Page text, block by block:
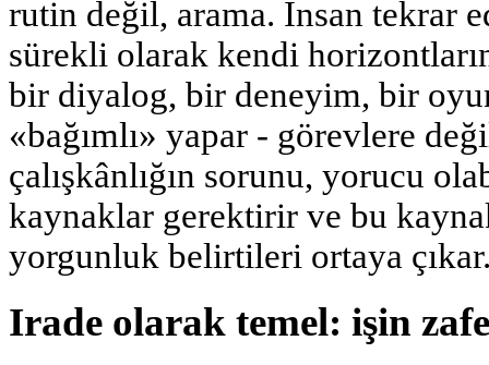
rutin değil, arama. İnsan tekrar
sürekli olarak kendi
bir diyalog, bir deneyim, bir
«bağımlı» yapar - görevlere
çalışkânlığın sorunu, yorucu
kaynaklar gerektirir ve bu
yorgunluk belirtileri ortaya
Irade olarak temel: işin